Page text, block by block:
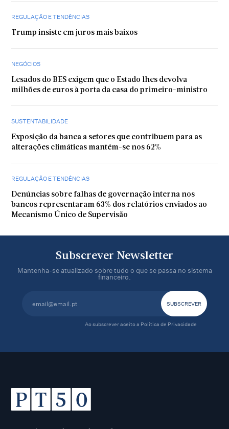
REGULAÇÃO E TENDÊNCIAS
Trump insiste em juros mais baixos
NEGÓCIOS
Lesados do BES exigem que o Estado lhes devolva
milhões de euros à porta da casa do primeiro-ministro
SUSTENTABILIDADE
Exposição da banca a setores que contribuem para as
alterações climáticas mantém-se nos 62%
REGULAÇÃO E TENDÊNCIAS
Denúncias sobre falhas de governação interna nos
bancos representaram 63% dos relatórios enviados ao
Mecanismo Único de Supervisão
Subscrever Newsletter
Mantenha-se atualizado sobre tudo o que se passa no sistema
financeiro.
Ao subscrever aceito a Política de Privacidade